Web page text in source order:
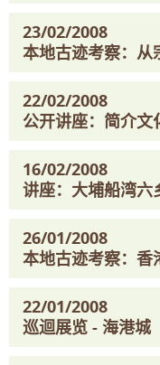
23/02/2008
本地古迹考察：从
22/02/2008
公开讲座：简介文
16/02/2008
讲座：大埔船湾六
26/01/2008
本地古迹考察：香
22/01/2008
巡迴展览 - 海港城